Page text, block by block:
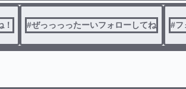
#ぜっっっったーいフォローしてね #フ